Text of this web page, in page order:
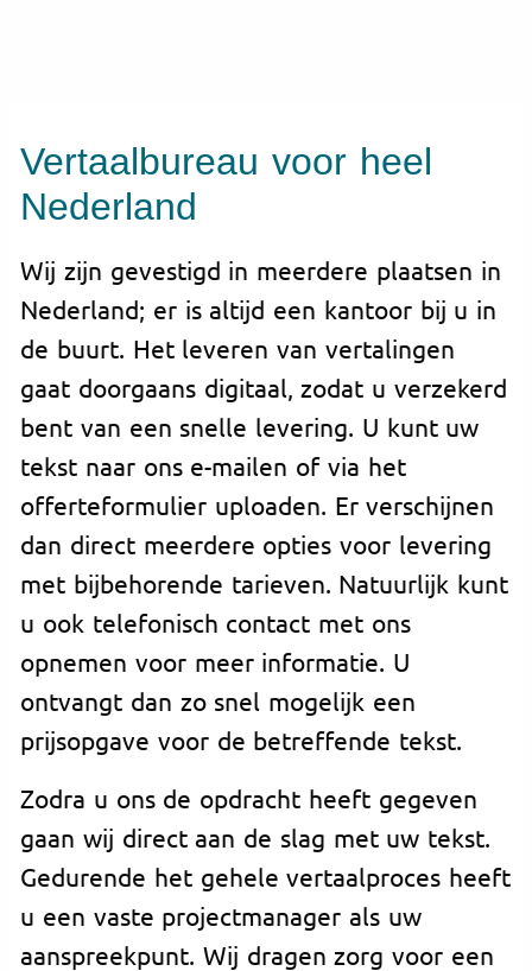
Vertaalbureau voor heel
Nederland
Wij zijn gevestigd in meerdere plaatsen in
Nederland; er is altijd een kantoor bij u in
de buurt. Het leveren van vertalingen
gaat doorgaans digitaal, zodat u verzekerd
bent van een snelle levering. U kunt uw
tekst naar ons e-mailen of via het
offerteformulier uploaden. Er verschijnen
dan direct meerdere opties voor levering
met bijbehorende tarieven. Natuurlijk kunt
u ook telefonisch contact met ons
opnemen voor meer informatie. U
ontvangt dan zo snel mogelijk een
prijsopgave voor de betreffende tekst.
Zodra u ons de opdracht heeft gegeven
gaan wij direct aan de slag met uw tekst.
Gedurende het gehele vertaalproces heeft
u een vaste projectmanager als uw
aanspreekpunt. Wij dragen zorg voor een